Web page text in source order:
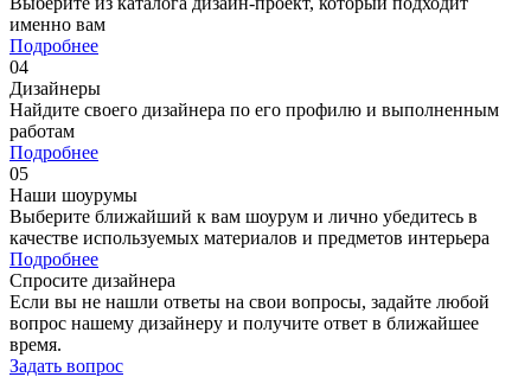
именно вам
Подробнее
04
Дизайнеры
Найдите своего дизайнера по его профилю и выполненным
работам
Подробнее
05
Наши шоурумы
Выберите ближайший к вам шоурум и лично убедитесь в
качестве используемых материалов и предметов интерьера
Подробнее
Спросите дизайнера
Если вы не нашли ответы на свои вопросы, задайте любой
вопрос нашему дизайнеру и получите ответ в ближайшее
время.
Задать вопрос